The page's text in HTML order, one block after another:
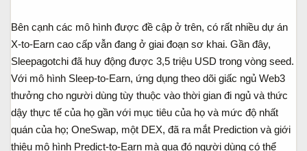
Bên cạnh các mô hình được đề cập ở trên, có rất nhiều dự án
X-to-Earn cao cấp vẫn đang ở giai đoạn sơ khai. Gần đây,
Sleepagotchi đã huy động được 3,5 triệu USD trong vòng seed.
Với mô hình Sleep-to-Earn, ứng dụng theo dõi giấc ngủ Web3
thưởng cho người dùng tùy thuộc vào thời gian đi ngủ và thức
dậy thực tế của họ gần với mục tiêu của họ và mức độ nhất
quán của họ; OneSwap, một DEX, đã ra mắt Prediction và giới
thiệu mô hình Predict-to-Earn mà qua đó người dùng có thể